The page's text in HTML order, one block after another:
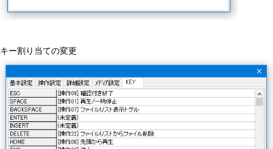
キー割り当ての変更